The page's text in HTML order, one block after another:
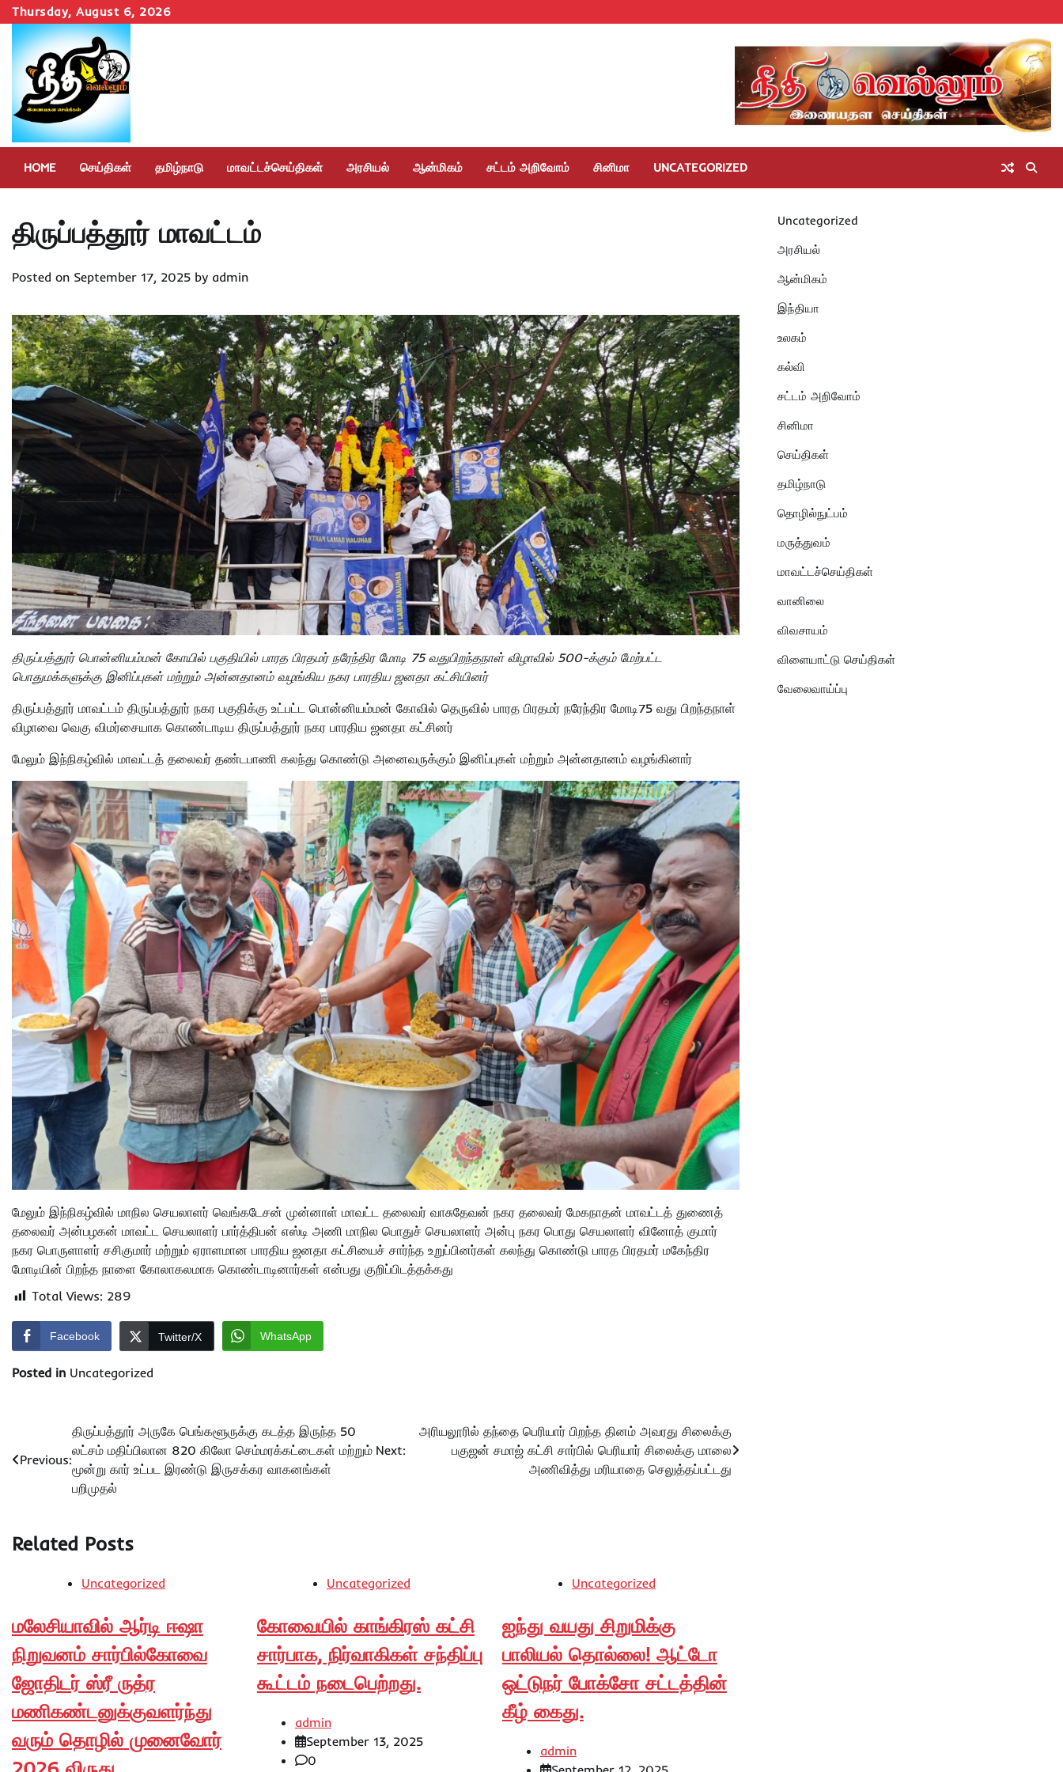
Skip
to
content
Thursday, August 6, 2026
Homeசெய்திகள்
தமிழ்நாடுமாவட்டச்செய்திகள்
அரசியல்ஆன்மிகம்
சட்டம்
அறிவோம்
சினிமா
HOME செய்திகள் தமிழ்நாடு மாவட்டச்செய்திகள் அரசியல் ஆன்மிகம் சட்டம் அறிவோம் சினிமா UNCATEGORIZED
திருப்பத்தூர் மாவட்டம்
Posted on September 17, 2025 by admin
திருப்பத்தூர் பொன்னியம்மன் கோயில் பகுதியில் பாரத பிரதமர் நரேந்திர மோடி 75 வதுபிறந்தநாள் விழாவில் 500-க்கும் மேற்பட்ட
பொதுமக்களுக்கு இனிப்புகள் மற்றும் அன்னதானம் வழங்கிய நகர பாரதிய ஜனதா கட்சியினர்
திருப்பத்தூர் மாவட்டம் திருப்பத்தூர் நகர பகுதிக்கு உட்பட்ட பொன்னியம்மன் கோவில் தெருவில் பாரத பிரதமர் நரேந்திர மோடி75 வது பிறந்தநாள்
விழாவை வெகு விமர்சையாக கொண்டாடிய திருப்பத்தூர் நகர பாரதிய ஜனதா கட்சினர்
மேலும் இந்நிகழ்வில் மாவட்டத் தலைவர் தண்டபாணி கலந்து கொண்டு அனைவருக்கும் இனிப்புகள் மற்றும் அன்னதானம் வழங்கினார்
மேலும் இந்நிகழ்வில் மாநில செயலாளர் வெங்கடேசன் முன்னாள் மாவட்ட தலைவர் வாசுதேவன் நகர தலைவர் மேகநாதன் மாவட்டத் துணைத்
தலைவர் அன்பழகன் மாவட்ட செயலாளர் பார்த்திபன் எஸ்டி அணி மாநில பொதுச் செயலாளர் அன்பு நகர பொது செயலாளர் வினோத் குமார்
நகர பொருளாளர் சசிகுமார் மற்றும் ஏராளமான பாரதிய ஜனதா கட்சியைச் சார்ந்த உறுப்பினர்கள் கலந்து கொண்டு பாரத பிரதமர் மகேந்திர
மோடியின் பிறந்த நாளை கோலாகலமாக கொண்டாடினார்கள் என்பது குறிப்பிடத்தக்கது
Total Views: 289
Facebook Twitter/X WhatsApp
Posted in Uncategorized
navigation
Previous:
திருப்பத்தூர் அருகே பெங்களூருக்கு கடத்த இருந்த 50
லட்சம் மதிப்பிலான 820 கிலோ செம்மரக்கட்டைகள் மற்றும்
மூன்று கார் உட்பட இரண்டு இருசக்கர வாகனங்கள்
பறிமுதல்
Next:
அரியலூரில் தந்தை பெரியார் பிறந்த தினம் அவரது சிலைக்கு
பகுஜன் சமாஜ் கட்சி சார்பில் பெரியார் சிலைக்கு மாலை
அணிவித்து மரியாதை செலுத்தப்பட்டது
Related Posts
Uncategorized
மலேசியாவில் ஆர்டி ஈஷா
நிறுவனம் சார்பில்கோவை
ஜோதிடர் ஸ்ரீ ருத்ர
மணிகண்டனுக்குவளர்ந்து
வரும் தொழில் முனைவோர்
Uncategorized
கோவையில் காங்கிரஸ் கட்சி
சார்பாக, நிர்வாகிகள் சந்திப்பு
கூட்டம் நடைபெற்றது.
admin
September 13, 2025
0
Uncategorized
ஐந்து வயது சிறுமிக்கு
பாலியல் தொல்லை! ஆட்டோ
ஒட்டுநர் போக்சோ சட்டத்தின்
கீழ் கைது.
admin
Uncategorized
அரசியல்
ஆன்மிகம்
இந்தியா
உலகம்
கல்வி
சட்டம் அறிவோம்
சினிமா
செய்திகள்
தமிழ்நாடு
தொழில்நுட்பம்
மருத்துவம்
மாவட்டச்செய்திகள்
வானிலை
விவசாயம்
விளையாட்டு செய்திகள்
வேலைவாய்ப்பு